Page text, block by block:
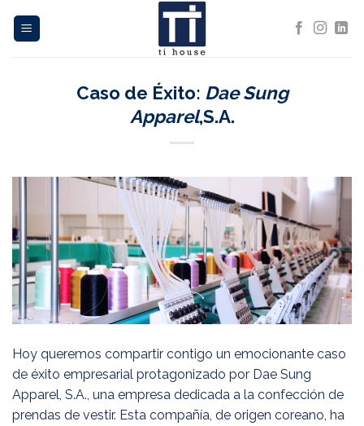
Caso de Éxito: Dae Sung
Apparel,S.A.
Hoy queremos compartir contigo un emocionante caso
de éxito empresarial protagonizado por Dae Sung
Apparel, S.A., una empresa dedicada a la confección de
prendas de vestir. Esta compañía, de origen coreano, ha